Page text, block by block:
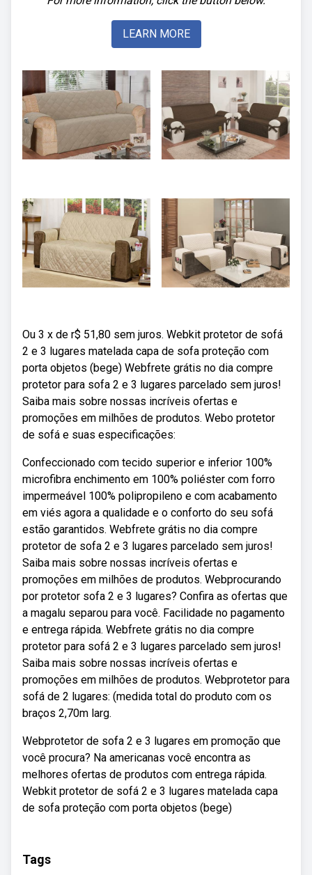
LEARN MORE
Ou 3 x de r$ 51,80 sem juros. Webkit protetor de sofá
2 e 3 lugares matelada capa de sofa proteção com
porta objetos (bege) Webfrete grátis no dia compre
protetor para sofa 2 e 3 lugares parcelado sem juros!
Saiba mais sobre nossas incríveis ofertas e
promoções em milhões de produtos. Webo protetor
de sofá e suas especificações:
Confeccionado com tecido superior e inferior 100%
microfibra enchimento em 100% poliéster com forro
impermeável 100% polipropileno e com acabamento
em viés agora a qualidade e o conforto do seu sofá
estão garantidos. Webfrete grátis no dia compre
protetor de sofa 2 e 3 lugares parcelado sem juros!
Saiba mais sobre nossas incríveis ofertas e
promoções em milhões de produtos. Webprocurando
por protetor sofa 2 e 3 lugares? Confira as ofertas que
a magalu separou para você. Facilidade no pagamento
e entrega rápida. Webfrete grátis no dia compre
protetor para sofá 2 e 3 lugares parcelado sem juros!
Saiba mais sobre nossas incríveis ofertas e
promoções em milhões de produtos. Webprotetor para
sofá de 2 lugares: (medida total do produto com os
braços 2,70m larg.
Webprotetor de sofa 2 e 3 lugares em promoção que
você procura? Na americanas você encontra as
melhores ofertas de produtos com entrega rápida.
Webkit protetor de sofá 2 e 3 lugares matelada capa
de sofa proteção com porta objetos (bege)
Tags